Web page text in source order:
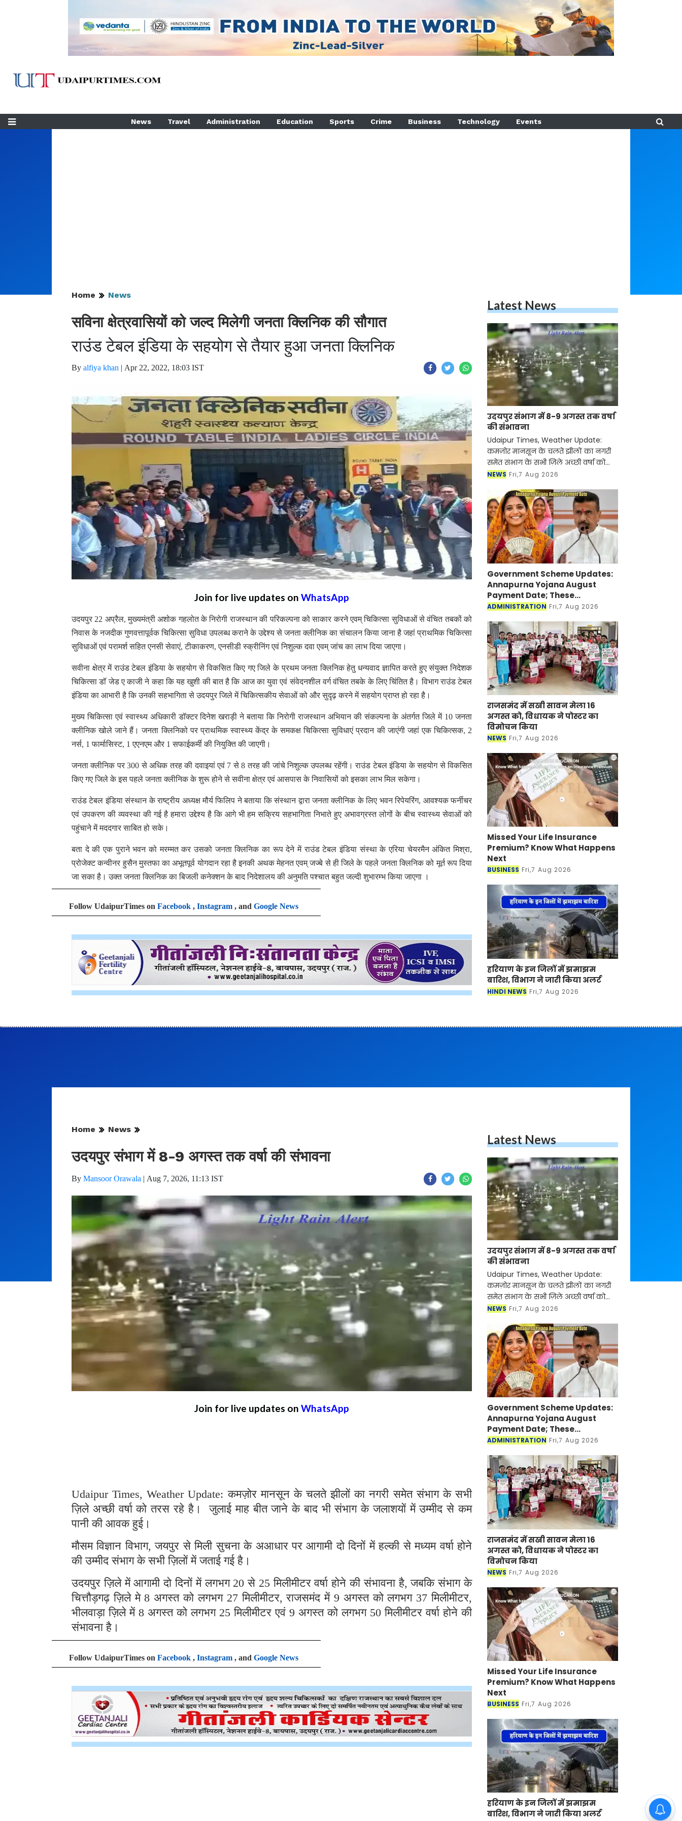
News Travel Administration Education Sports Crime Business Technology Events
Home News
सविना क्षेत्रवासियों को जल्द मिलेगी जनता क्लिनिक की सौगात
राउंड टेबल इंडिया के सहयोग से तैयार हुआ जनता क्लिनिक
By alfiya khan | Apr 22, 2022, 18:03 IST
Join for live updates onWhatsApp
निवास के नजदीक गुणवत्तापूर्वक चिकित्सा सुविधा उपलब्ध कराने के उद्देश्य से जनता क्लीनिक का संचालन किया जाना है जहां प्राथमिक चिकित्सा
सुविधाओं एवं परामर्श सहित एनसी सेवाएं, टीकाकरण, एनसीडी स्क्रीनिंग एवं निशुल्क दवा एवम् जांच का लाभ दिया जाएगा।
चिकित्सा डॉ जेड ए काजी ने कहा कि यह खुशी की बात है कि आज का युवा एवं संवेदनशील वर्ग वंचित तबके के लिए चिंतित है। विभाग राउंड टेबल
इंडिया का आभारी है कि उनकी सहभागिता से उदयपुर जिले में चिकित्सकीय सेवाओं को और सुदृढ़ करने में सहयोग प्राप्त हो रहा है।
मुख्य चिकित्सा एवं स्वास्थ्य अधिकारी डॉक्टर दिनेश खराड़ी ने बताया कि निरोगी राजस्थान अभियान की संकल्पना के अंतर्गत जिले में 10 जनता
क्लीनिक खोले जाने हैं। जनता क्लिनिको पर प्राथमिक स्वास्थ्य केंद्र के समकक्ष चिकित्सा सुविधाएं प्रदान की जाएंगी जहां एक चिकित्सक, 2
नर्स, 1 फार्मासिस्ट, 1 एएनएम और 1 सफाईकर्मी की नियुक्ति की जाएगी।
जनता क्लीनिक पर 300 से अधिक तरह की दवाइयां एवं 7 से 8 तरह की जांचे निशुल्क उपलब्ध रहेंगी। राउंड टेबल इंडिया के सहयोग से विकसित
किए गए जिले के इस पहले जनता क्लीनिक के शुरू होने से सवीना क्षेत्र एवं आसपास के निवासियों को इसका लाभ मिल सकेगा।
राउंड टेबल इंडिया संस्थान के राष्ट्रीय अध्यक्ष मौर्य फिलिप ने बताया कि संस्थान द्वारा जनता क्लीनिक के लिए भवन रिपेयरिंग, आवश्यक फर्नीचर
एवं उपकरण की व्यवस्था की गई है हमारा उद्देश्य है कि आगे भी हम सक्रिय सहभागिता निभाते हुए अभावग्रस्त लोगों के बीच स्वास्थ्य सेवाओं को
पहुंचाने में मददगार साबित हो सके।
बता दे की एक पुराने भवन को मरम्मत कर उसको जनता क्लिनिक का रूप देने में राउंड टेबल इंडिया संस्था के एरिया चेयरमैन अंकित मिश्रा,
प्रोजेक्ट कन्वीनर हुसैन मुस्तफा का अभूतपूर्व योगदान रहा है इनकी अथक मेहनत एवम् जज्बे से ही जिले के पहले जनता क्लिनिक को मूर्त रूप दिया
जा सका है। उक्त जनता क्लिनिक का बिजली कनेक्शन के बाद निदेशालय की अनुमति पश्चात बहुत जल्दी शुभारम्भ किया जाएगा ।
Follow UdaipurTimes on Facebook Instagram , and Google News
Latest News
उदयपुर संभाग में 8-9 अगस्त तक वर्षा की
संभावना
Udaipur Times, Weather Update:
कमज़ोर मानसून के चलते झीलों का नगरी समेत
संभाग के सभी ज़िले अच्छी वर्षा को तरस रहे है।
जुलाई माह बीत जाने के बाद भी संभाग के जलाशयों
में उम्मीद से कम पानी की आवक हुई। मौस
NEWS
Government Scheme Updates:
Annapurna Yojana August
Payment Date; These Beneficiaries
Will Get ₹3,000 on August 17,
Check EligibilityHere
ADMINISTRATION Fri,7 Aug 2026
राजसमंद में सखी सावन मेला 16 अगस्त को,
विधायक ने पोस्टर का विमोचन किया
NEWS Fri,7 Aug 2026
Missed Your Life Insurance
Premium? Know What Happens
Next
BUSINESS Fri,7 Aug 2026
हरियाण के इन जिलों में झमाझम बारिश, विभाग ने
जारी किया अलर्ट
HINDI NEWS Fri,7 Aug 2026
उदयपुर संभाग में 8-9 अगस्त तक वर्षा की संभावना
ByMansoor Orawala| Aug 7, 2026, 11:13 IST
Join for live updates onWhatsApp
ज़िले अच्छी वर्षा को तरस रहे है। जुलाई माह बीत जाने के बाद भी संभाग के जलाशयों में उम्मीद से कम
पानी की आवक हुई।
मौसम विज्ञान विभाग, जयपुर से मिली सुचना के अआधार पर आगामी दो दिनों में हल्की से मध्यम वर्षा होने
की उम्मीद संभाग के सभी ज़िलों में जताई गई है।
उदयपुर ज़िले में आगामी दो दिनों में लगभग 20 से 25 मिलीमीटर वर्षा होने की संभावना है, जबकि संभाग के
चित्तौड़गढ़ ज़िले मे 8 अगस्त को लगभग 27 मिलीमीटर, राजसमंद में 9 अगस्त को लगभग 37 मिलीमीटर,
भीलवाड़ा ज़िले में 8 अगस्त को लगभग 25 मिलीमीटर एवं 9 अगस्त को लगभग 50 मिलीमीटर वर्षा होने की
संभावना है।
उदयपुर संभाग में 8-9 अगस्त तक वर्षा की
संभावना
Udaipur Times, Weather Update:
कमज़ोर मानसून के चलते झीलों का नगरी समेत
जुलाई माह बीत जाने के बाद भी संभाग के जलाशयों
में उम्मीद से कम पानी की आवक हुई। मौस
NEWS Fri,7 Aug 2026
Government Scheme Updates:
Annapurna Yojana August
Payment Date; These Beneficiaries
Will Get ₹3,000 on August 17,
Check EligibilityHere
ADMINISTRATION Fri,7 Aug 2026
राजसमंद में सखी सावन मेला 16 अगस्त को,
विधायक ने पोस्टर का विमोचन किया
NEWS Fri,7 Aug 2026
Missed Your Life Insurance
Premium? Know What Happens
Next
BUSINESS Fri,7 Aug 2026
हरियाण के इन जिलों में झमाझम बारिश, विभाग ने
जारी किया अलर्ट
HINDI NEWS Fri,7 Aug 2026